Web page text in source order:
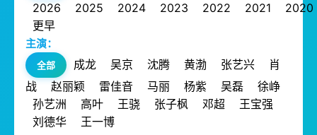
2026 2025 2024 2023 2022 2021
2020
更早
主演：
全部 成龙 吴京 沈腾 黄渤 张艺兴
肖
战
赵丽颖 雷佳音 马丽 杨紫 吴磊
徐峥
孙艺洲
高叶 王骁 张子枫 邓超
王宝强
刘德华
王一博